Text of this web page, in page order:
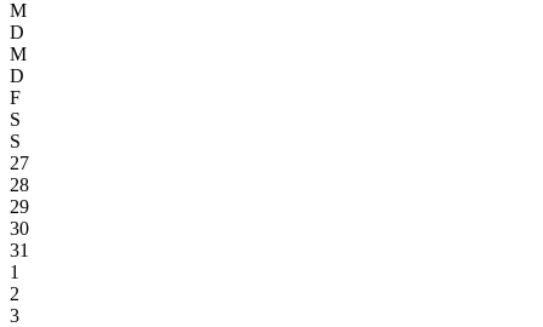
M
D
M
D
F
S
S
27
28
29
30
31
1
2
3